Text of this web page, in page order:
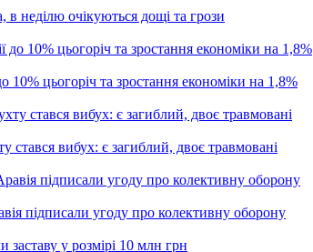
в неділю очікуються дощі та грози
10% цьогоріч та зростання економіки на 1,8%
стався вибух: є загиблий, двоє травмовані
підписали угоду про колективну оборону